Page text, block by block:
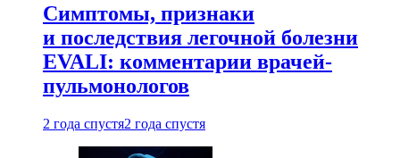
Симптомы, признаки
и последствия легочной болезни
EVALI: комментарии врачей-
пульмонологов
2 года спустя2 года спустя